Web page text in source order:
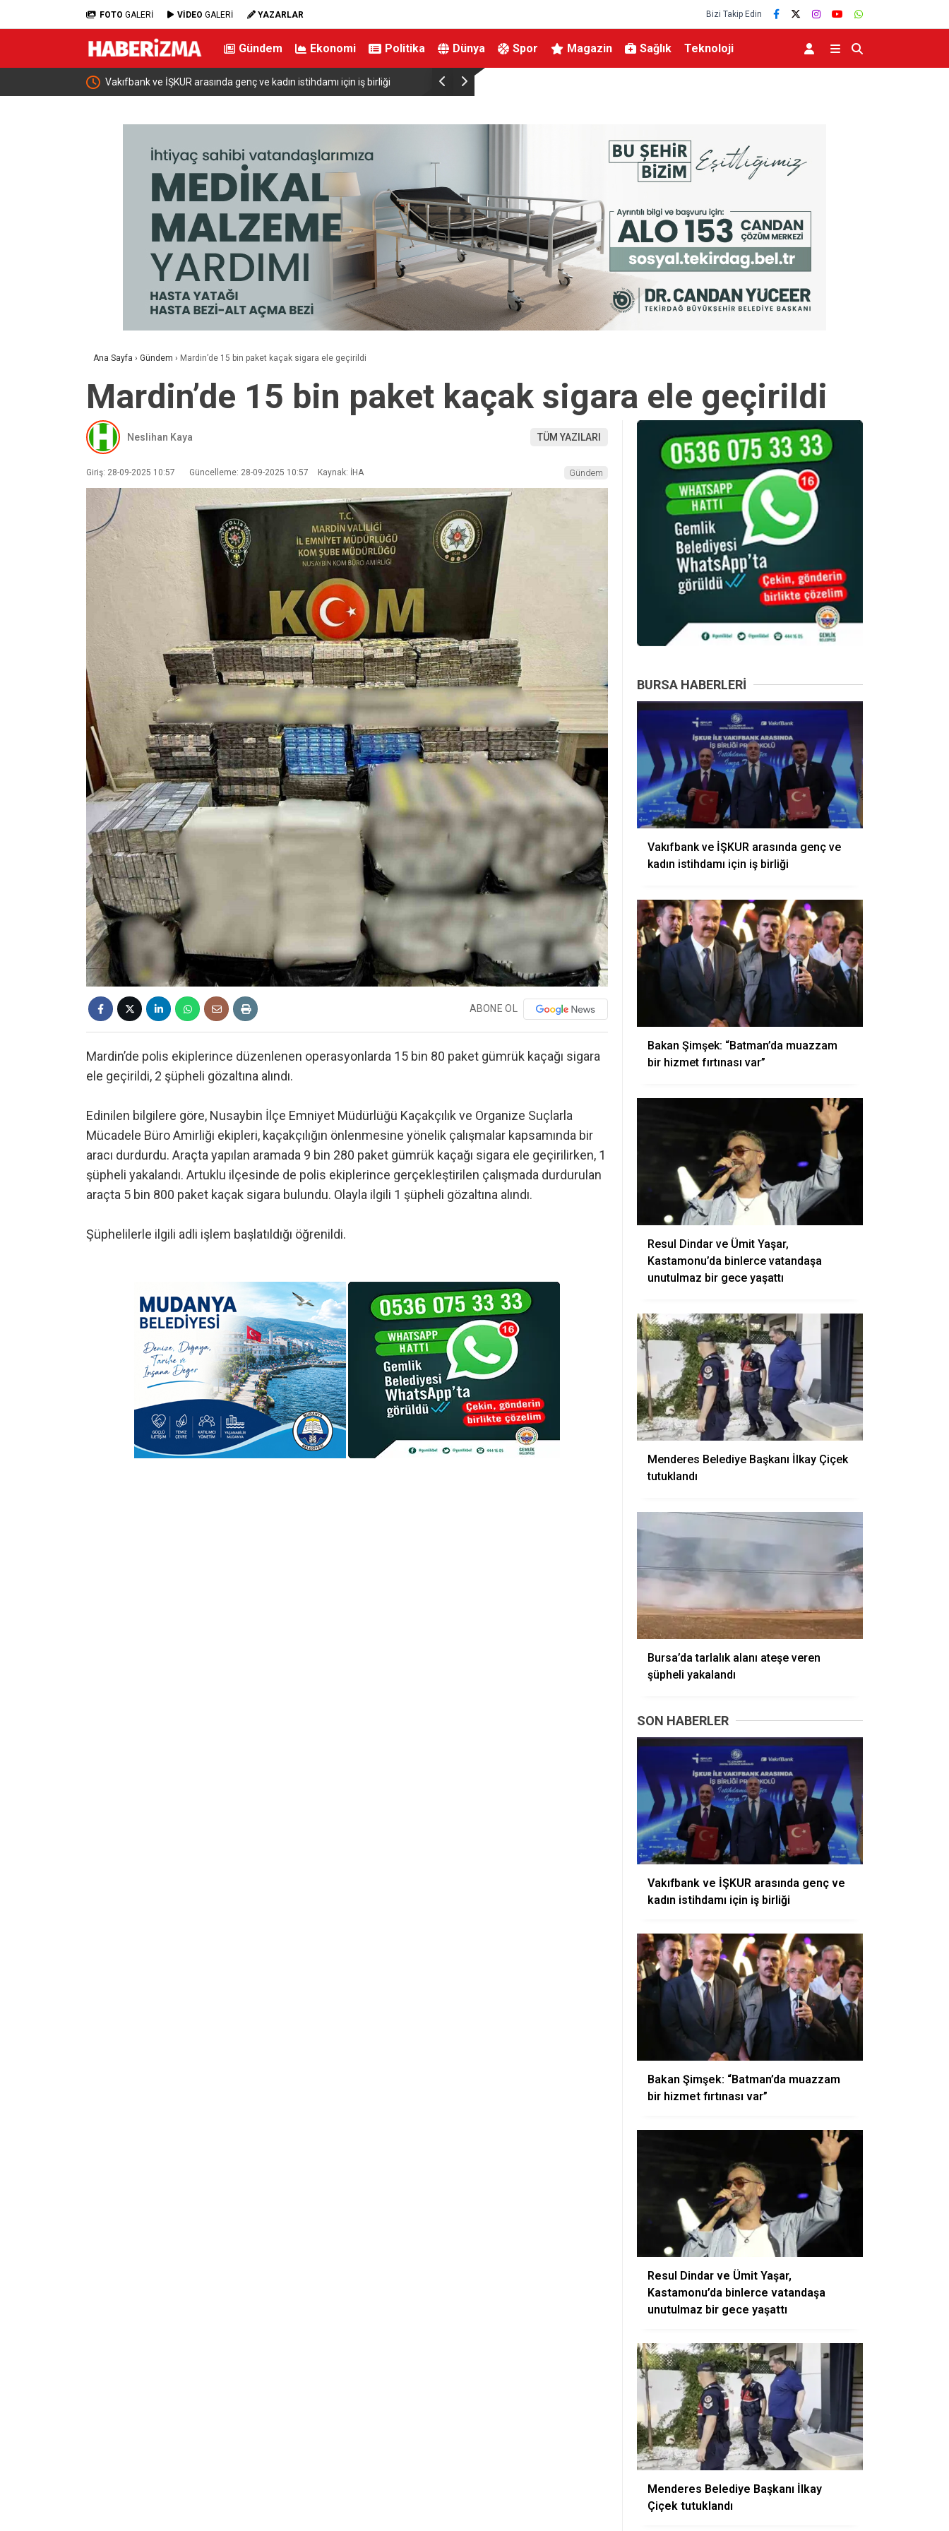
FOTO GALERİ VİDEO GALERİ YAZARLAR Bizi Takip Edin
Gündem Ekonomi Politika Dünya Spor Magazin Sağlık Teknoloji
Vakıfbank ve İŞKUR arasında genç ve kadın istihdamı için iş birliği Bakan Şimşek: “Batman’da muazzam bir hizmet fırtınası var”
Ana Sayfa › Gündem › Mardin’de 15 bin paket kaçak sigara ele geçirildi
Mardin’de 15 bin paket kaçak sigara ele geçirildi
Neslihan Kaya TÜM YAZILARI
Giriş: 28-09-2025 10:57 Güncelleme: 28-09-2025 10:57 Kaynak: İHA Gündem
ABONE OL
Mardin’de polis ekiplerince düzenlenen operasyonlarda 15 bin 80 paket gümrük kaçağı sigara
ele geçirildi, 2 şüpheli gözaltına alındı.
Edinilen bilgilere göre, Nusaybin İlçe Emniyet Müdürlüğü Kaçakçılık ve Organize Suçlarla
Mücadele Büro Amirliği ekipleri, kaçakçılığın önlenmesine yönelik çalışmalar kapsamında bir
aracı durdurdu. Araçta yapılan aramada 9 bin 280 paket gümrük kaçağı sigara ele geçirilirken, 1
şüpheli yakalandı. Artuklu ilçesinde de polis ekiplerince gerçekleştirilen çalışmada durdurulan
araçta 5 bin 800 paket kaçak sigara bulundu. Olayla ilgili 1 şüpheli gözaltına alındı.
Şüphelilerle ilgili adli işlem başlatıldığı öğrenildi.
BURSA HABERLERI
Vakıfbank ve İŞKUR arasında genç ve
kadın istihdamı için iş birliği
Bakan Şimşek: “Batman’da muazzam
bir hizmet fırtınası var”
Resul Dindar ve Ümit Yaşar,
Kastamonu’da binlerce vatandaşa
unutulmaz bir gece yaşattı
Menderes Belediye Başkanı İlkay Çiçek
tutuklandı
Bursa’da tarlalık alanı ateşe veren
şüpheli yakalandı
SON HABERLER
Vakıfbank ve İŞKUR arasında genç ve
kadın istihdamı için iş birliği
Bakan Şimşek: “Batman’da muazzam
bir hizmet fırtınası var”
Resul Dindar ve Ümit Yaşar,
Kastamonu’da binlerce vatandaşa
unutulmaz bir gece yaşattı
Menderes Belediye Başkanı İlkay
Çiçek tutuklandı